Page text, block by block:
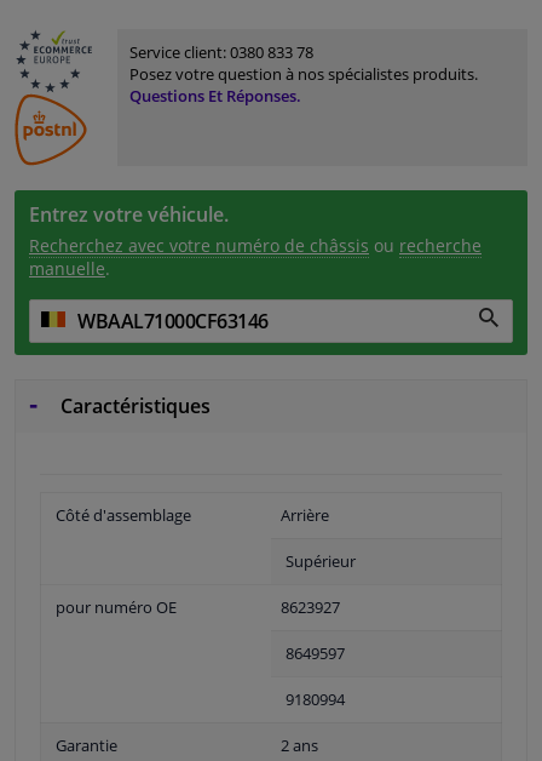
Service client:0380 833 78
Posez votre question à nos spécialistes produits.
Questions Et Réponses.
Entrez votre véhicule.
Recherchez avec votre numéro de châssis ou recherche
manuelle.
Caractéristiques
Côté d'assemblage Arrière
Supérieur
pour numéro OE 8623927
8649597
9180994
Garantie 2 ans